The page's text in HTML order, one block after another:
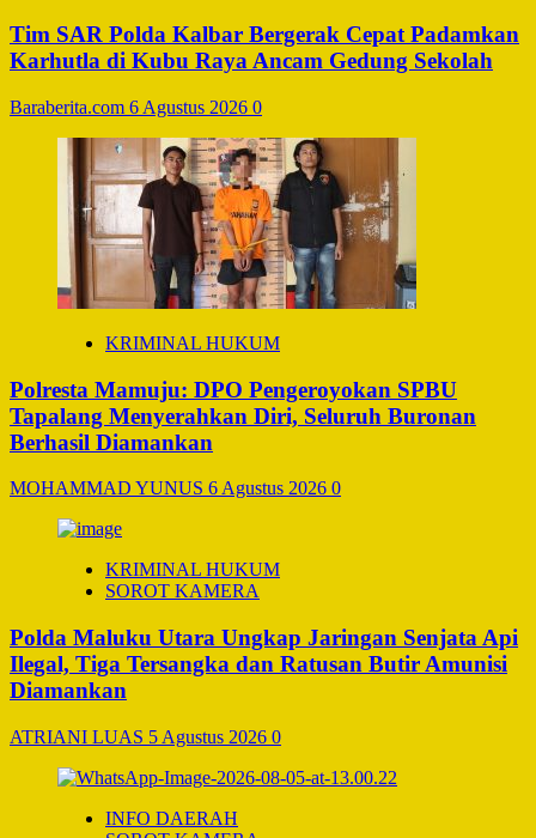
Tim SAR Polda Kalbar Bergerak Cepat Padamkan
Karhutla di Kubu Raya Ancam Gedung Sekolah
Baraberita.com 6 Agustus 2026 0
KRIMINAL HUKUM
Polresta Mamuju: DPO Pengeroyokan SPBU
Tapalang Menyerahkan Diri, Seluruh Buronan
Berhasil Diamankan
MOHAMMAD YUNUS 6 Agustus 2026 0
KRIMINAL HUKUM
SOROT KAMERA
Polda Maluku Utara Ungkap Jaringan Senjata Api
Ilegal, Tiga Tersangka dan Ratusan Butir Amunisi
Diamankan
ATRIANI LUAS 5 Agustus 2026 0
INFO DAERAH